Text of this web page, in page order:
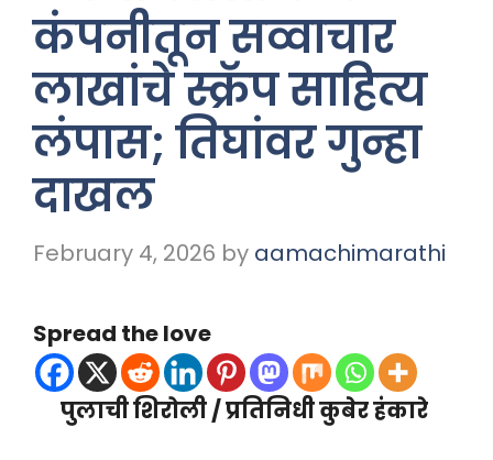
कंपनीतून सव्वाचार
लाखांचे स्क्रॅप साहित्य
लंपास; तिघांवर गुन्हा
दाखल
February 4, 2026 by aamachimarathi
Spread the love
पुलाची शिरोली / प्रतिनिधी कुबेर हंकारे